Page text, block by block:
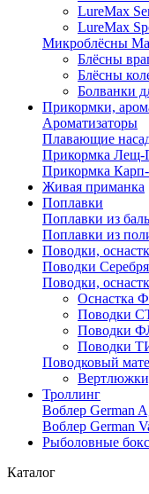
LureMax
LureMax
Микроблёсны
Блёсны
Блёсны
Болванки
Прикормки,
Ароматизаторы
Плавающие
Прикормка Лещ-
Прикормка
Живая приманка
Поплавки
Поплавки из
Поплавки из
Поводки,
Поводки
Поводки,
Оснастка
Поводки
Поводки
Поводки
Поводковый
Троллинг
Воблер German
Воблер German
Рыболовные
Каталог